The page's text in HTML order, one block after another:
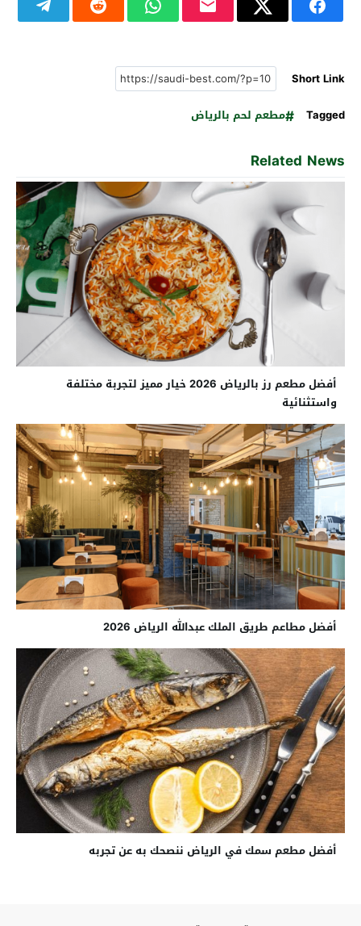
Short Link
Tagged
مطعم لحم بالرياض
Related News
أفضل مطعم رز بالرياض 2026 خيار مميز لتجربة مختلفة
واستثنائية
أفضل مطاعم طريق الملك عبدالله الرياض 2026
أفضل مطعم سمك في الرياض ننصحك به عن تجربه